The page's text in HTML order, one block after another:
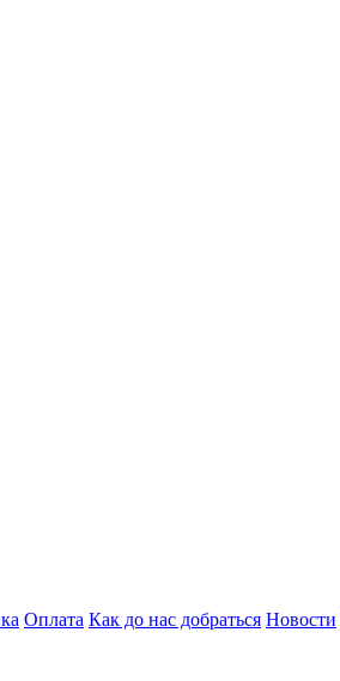
Оплата Как до нас добраться Новости